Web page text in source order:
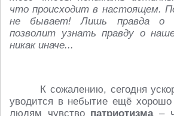
что происходит в настоящем.
не бывает! Лишь правда о
позволит узнать правду о
никак иначе...
К сожалению, сегодня
уводится в небытие ещё хорошо
людям чувство патриотизма–